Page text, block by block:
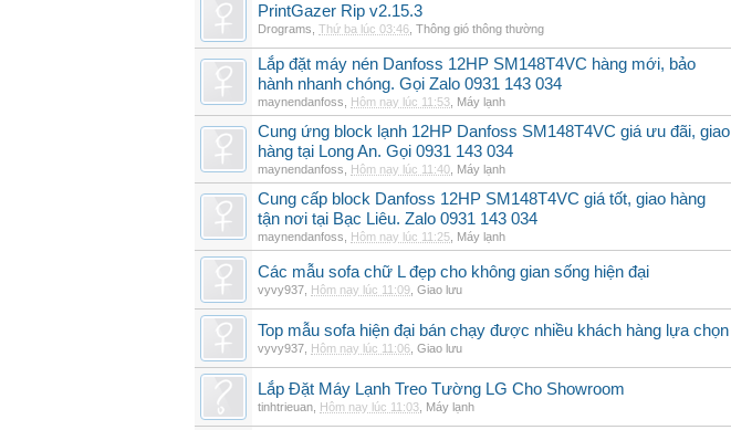
PrintGazer Rip v2.15.3
Drograms Thứ ba lúc 03:46 Thông gió thông thường
Lắp đặt máy nén Danfoss 12HP SM148T4VC hàng mới, bảo
hành nhanh chóng. Gọi Zalo 0931 143 034
maynendanfoss Hôm nay lúc 11:53 Máy lạnh
Cung ứng block lạnh 12HP Danfoss SM148T4VC giá ưu đãi, giao
hàng tại Long An. Gọi 0931 143 034
maynendanfoss Hôm nay lúc 11:40 Máy lạnh
Cung cấp block Danfoss 12HP SM148T4VC giá tốt, giao hàng
tận nơi tại Bạc Liêu. Zalo 0931 143 034
maynendanfoss Hôm nay lúc 11:25 Máy lạnh
Các mẫu sofa chữ L đẹp cho không gian sống hiện đại
vyvy937 Hôm nay lúc 11:09 Giao lưu
Top mẫu sofa hiện đại bán chạy được nhiều khách hàng lựa chọn
vyvy937 Hôm nay lúc 11:06 Giao lưu
Lắp Đặt Máy Lạnh Treo Tường LG Cho Showroom
tinhtrieuan Hôm nay lúc 11:03 Máy lạnh